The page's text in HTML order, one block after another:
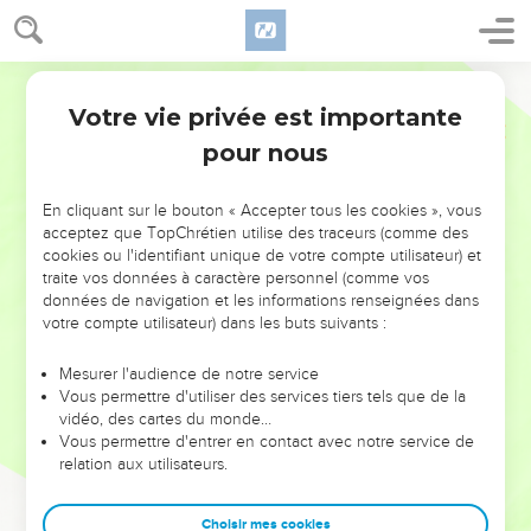
NE MANQUEZ PAS L’ÉVÉNEMENT
DE L’ANNÉE !
ET SI LEURS ERREURS POUVAIENT VOUS ÉVITER LES
VOTRES ?
leur foi ou leur vision. Mais on voit moins les doutes, les erreurs
et les saisons difficiles qu'ils ont traversés, alors même que ce
sont elles qui les ont façonnés.
Dans cette conférence, leaders, entrepreneurs, et responsables
clés pour avancer avec plus de sagesse afin que leurs erreurs
Votre vie privée est importante
pour nous
En cliquant sur le bouton « Accepter tous les cookies », vous
acceptez que TopChrétien utilise des traceurs (comme des
cookies ou l'identifiant unique de votre compte utilisateur) et
traite vos données à caractère personnel (comme vos
données de navigation et les informations renseignées dans
votre compte utilisateur) dans les buts suivants :
Mesurer l'audience de notre service
Vous permettre d'utiliser des services tiers tels que de la
vidéo, des cartes du monde…
Vous permettre d'entrer en contact avec notre service de
relation aux utilisateurs.
Choisir mes cookies